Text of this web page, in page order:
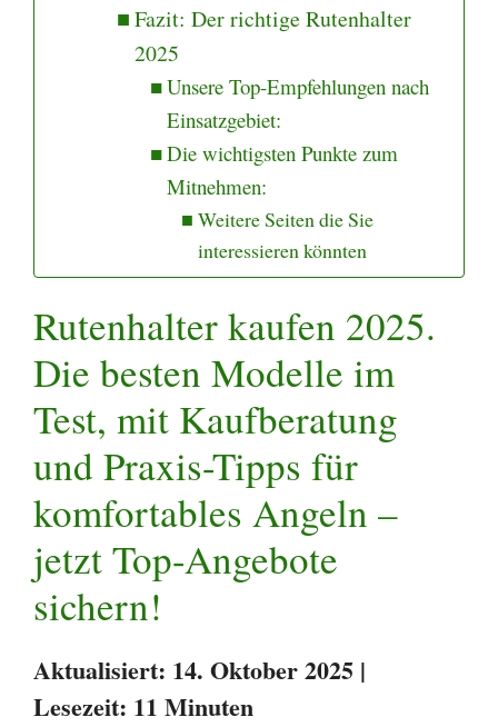
Fazit: Der richtige Rutenhalter
2025
Unsere Top-Empfehlungen nach
Einsatzgebiet:
Die wichtigsten Punkte zum
Mitnehmen:
Weitere Seiten die Sie
interessieren könnten
Rutenhalter kaufen 2025.
Die besten Modelle im
Test, mit Kaufberatung
und Praxis-Tipps für
komfortables Angeln –
jetzt Top-Angebote
sichern!
Aktualisiert: 14. Oktober 2025 |
Lesezeit: 11 Minuten